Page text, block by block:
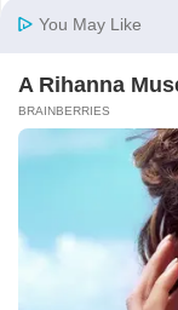
About
Mỗi chúng ta đều
để học tập và tiến
giúp ích cho bạn và
nghiệm kỳ lạ, thế
tinh sang kỷ nguyên